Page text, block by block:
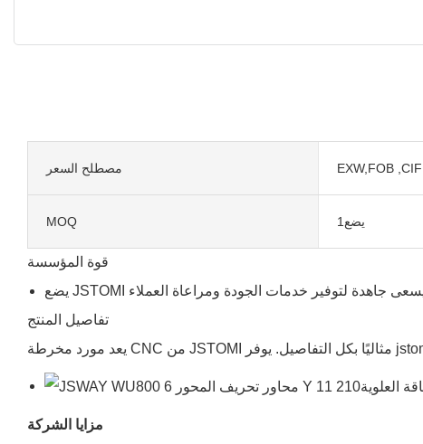
مصطلح السعر EXW,FOB ,CIF
MOQ يضع1
قوة المؤسسة
تفاصيل المنتج
مزايا الشركة